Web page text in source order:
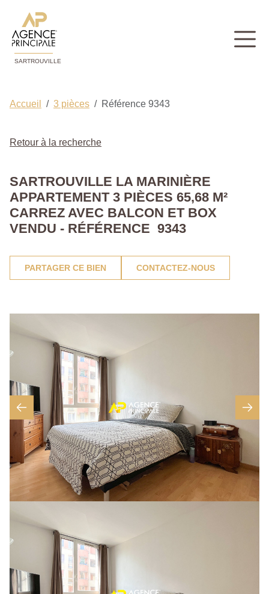
SARTROUVILLE
Accueil 3 pièces Référence 9343
Retour à la recherche
SARTROUVILLE LA MARINIÈRE
APPARTEMENT 3 PIÈCES 65,68 M²
CARREZ AVEC BALCON ET BOX
VENDU - RÉFÉRENCE 9343
PARTAGER CE BIEN CONTACTEZ-NOUS